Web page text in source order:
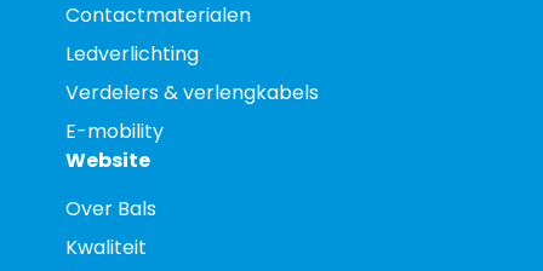
Contactmaterialen
Ledverlichting
Verdelers & verlengkabels
E-mobility
Website
Over Bals
Kwaliteit